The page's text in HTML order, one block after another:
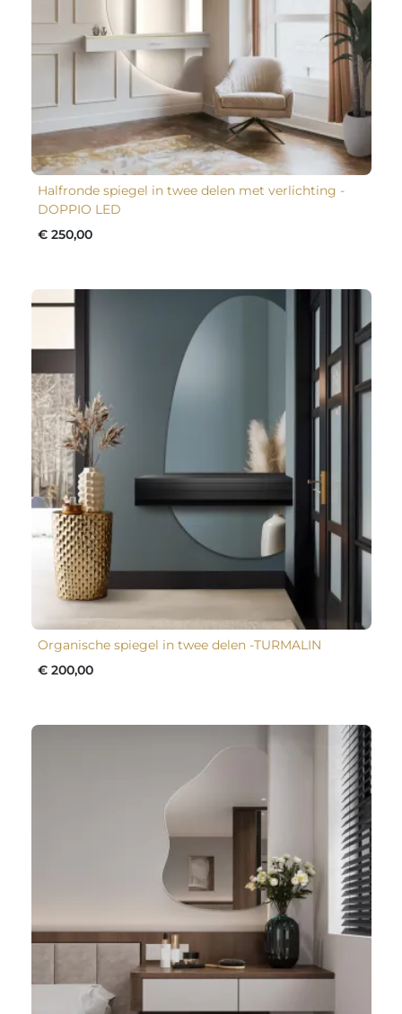
Halfronde spiegel in twee delen met verlichting -
DOPPIO LED
€ 250,00
Organische spiegel in twee delen -TURMALIN
€ 200,00